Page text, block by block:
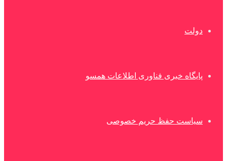
دولت
پایگاه خبری فناوری اطلاعات همسو
سیاست حفظ حریم خصوصی